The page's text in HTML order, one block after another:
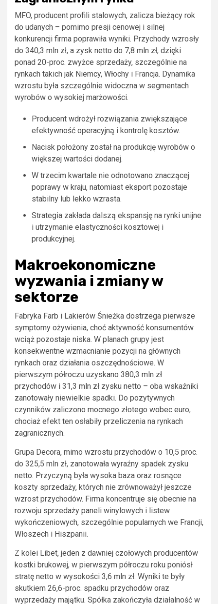
MFO, producent profili stalowych, zalicza bieżący rok
do udanych – pomimo presji cenowej i silnej
konkurencji firma poprawiła wyniki. Przychody wzrosły
do 340,3 mln zł, a zysk netto do 7,8 mln zł, dzięki
ponad 20-proc. zwyżce sprzedaży, szczególnie na
rynkach takich jak Niemcy, Włochy i Francja. Dynamika
wzrostu była szczególnie widoczna w segmentach
wyrobów o wysokiej marżowości.
Producent wdrożył rozwiązania zwiększające
efektywność operacyjną i kontrolę kosztów.
Nacisk położony został na produkcję wyrobów o
większej wartości dodanej.
W trzecim kwartale nie odnotowano znaczącej
poprawy w kraju, natomiast eksport pozostaje
stabilny lub lekko wzrasta.
Strategia zakłada dalszą ekspansję na rynki unijne
i utrzymanie elastyczności kosztowej i
produkcyjnej.
Makroekonomiczne
wyzwania i zmiany w
sektorze
Fabryka Farb i Lakierów Śnieżka dostrzega pierwsze
symptomy ożywienia, choć aktywność konsumentów
wciąż pozostaje niska. W planach grupy jest
konsekwentne wzmacnianie pozycji na głównych
rynkach oraz działania oszczędnościowe. W
pierwszym półroczu uzyskano 380,3 mln zł
przychodów i 31,3 mln zł zysku netto – oba wskaźniki
zanotowały niewielkie spadki. Do pozytywnych
czynników zaliczono mocnego złotego wobec euro,
chociaż efekt ten osłabiły przeliczenia na rynkach
zagranicznych.
Grupa Decora, mimo wzrostu przychodów o 10,5 proc.
do 325,5 mln zł, zanotowała wyraźny spadek zysku
netto. Przyczyną była wysoka baza oraz rosnące
koszty sprzedaży, których nie zrównoważył jeszcze
wzrost przychodów. Firma koncentruje się obecnie na
rozwoju sprzedaży paneli winylowych i listew
wykończeniowych, szczególnie popularnych we Francji,
Włoszech i Hiszpanii.
Z kolei Libet, jeden z dawniej czołowych producentów
kostki brukowej, w pierwszym półroczu roku poniósł
stratę netto w wysokości 3,6 mln zł. Wyniki te były
skutkiem 26,6-proc. spadku przychodów oraz
wyprzedaży majątku. Spółka zakończyła działalność w